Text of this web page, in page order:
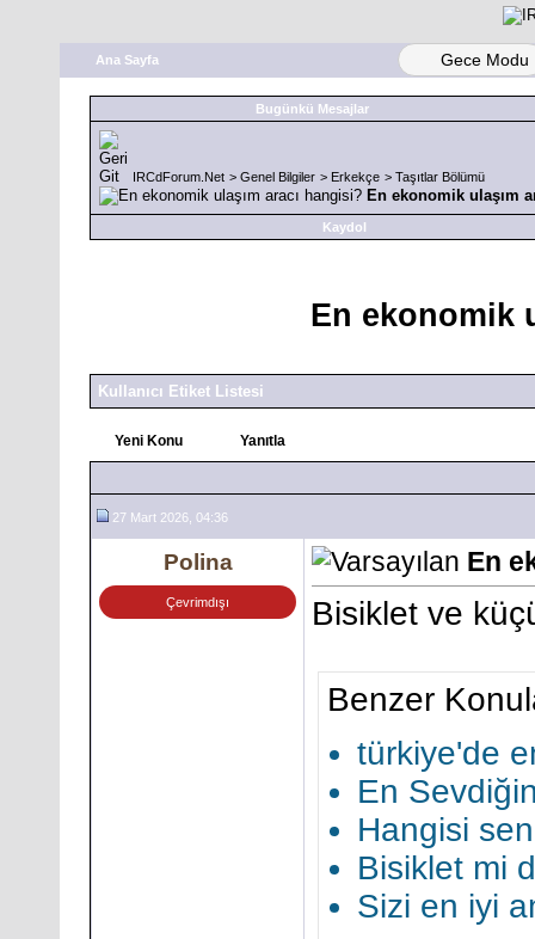
Ana Sayfa Gece Modu
Bugünkü Mesajlar
IRCdForum.Net > Genel Bilgiler > Erkekçe > Taşıtlar Bölümü
En ekonomik ulaşım
Kaydol
En ekonomik
Kullanıcı Etiket Listesi
Yeni Konu Yanıtla
27 Mart 2026, 04:36
Polina
Çevrimdışı
En
Bisiklet ve
Benzer
türkiye'de
En
Hangisi
Bisiklet mi
Sizi en iyi